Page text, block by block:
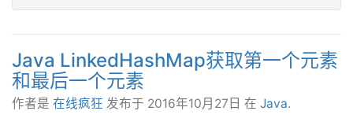
Java LinkedHashMap获取第一个元素
和最后一个元素
作者是 在线疯狂 发布于 2016年10月27日 在 Java.